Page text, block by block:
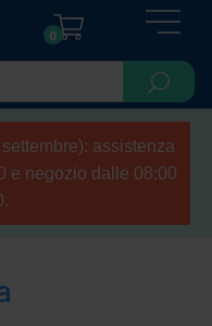
0
assistenza
e negozio dalle 08:00